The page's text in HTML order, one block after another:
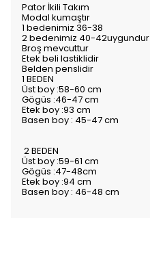
Pator İkili Takım
Modal kumaştır
1 bedenimiz 36-38
2 bedenimiz 40-42uygundur
Broş mevcuttur
Etek beli lastiklidir
Belden penslidir
1 BEDEN
Üst boy :58-60 cm
Gögüs :46-47 cm
Etek boy :93 cm
Basen boy : 45-47 cm
2 BEDEN
Üst boy :59-61 cm
Gögüs :47-48cm
Etek boy :94 cm
Basen boy : 46-48 cm